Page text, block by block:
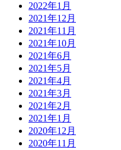
2022年1月
2021年12月
2021年11月
2021年10月
2021年6月
2021年5月
2021年4月
2021年3月
2021年2月
2021年1月
2020年12月
2020年11月